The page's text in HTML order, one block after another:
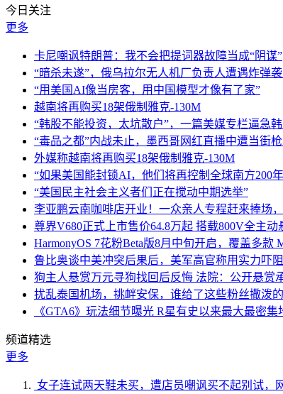
今日关注
更多
卡尼嘲讽特朗普：我不会把提词器故障当成“阴谋”
“暗杀未遂”，俄乌拉尔无人机厂负责人遭遇炸弹
“用美国AI像当房客，用中国模型才像有了家”
越南将再购买18架俄制雅克-130M
“韩股不能投资，太坑散户”，一篇美媒专栏逼急
“毒品之都”内战未止，墨西哥网红直播中遭当街
外媒称越南将再购买18架俄制雅克-130M
“如果美国能封锁AI，他们将再控制全球南方200
“美国民主社会主义者们正在搅动中期选举”
李亚鹏云南咖啡店开业！一众亲人专程赶来捧场
尊界V680正式上市售价64.8万起 搭载800V全主动
HarmonyOS 7花粉Beta版8月中旬开启，覆盖多款
鲁比奥谈中美冲突后果后，美军高官称用实力吓
狗主人悬赏万元寻狗找回后反悔 法院：公开悬赏
扰乱泰国机场，挑衅安保，谁给了这些粉丝撒泼的
《GTA6》玩法细节曝光 R星有史以来最大最密集
频道精选
更多
女子连试两天鞋未买，遭店员嘲讽买不起别试，